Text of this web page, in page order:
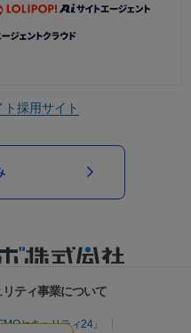
採用サイト
ティ事業について
セキュリティ24」